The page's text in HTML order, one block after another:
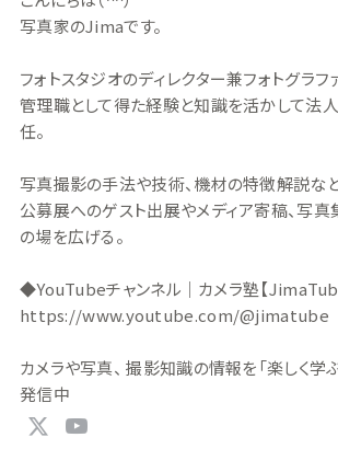
写真家のJimaです。
フォトスタジオのディレクター兼フォトグラフ
管理職として得た経験と知識を活かして法
任。
写真撮影の手法や技術、機材の特徴解説な
公募展へのゲスト出展やメディア寄稿、写
の場を広げる。
◆YouTubeチャンネル｜カメラ塾【
https://www.youtube.com/@jimatube
カメラや写真、 撮影知識の情報を「楽しく学
発信中